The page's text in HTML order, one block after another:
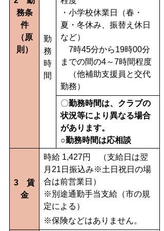
務条
件
（原
則）
勤
務
時
間
・小学校休業日（春・
夏・冬休み、振替え休日
など）
7時45分から19時00分
までの間の4～7時間程度
（他補助支援員と交代
勤務）
〇勤務時間は、クラブの
状況等により異なる場合
があります。
○勤務時間は応相談
3 賃
金
時給 1,427円 （支給日は翌
月21日振込み※土日祝日の場
合は前営業日）
※別途通勤手当支給（市の規
定による）
※保険などはありません。